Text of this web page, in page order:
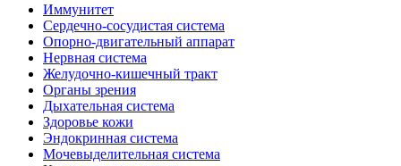
Иммунитет
Сердечно-сосудистая система
Опорно-двигательный аппарат
Нервная система
Желудочно-кишечный тракт
Органы зрения
Дыхательная система
Здоровье кожи
Эндокринная система
Мочевыделительная система